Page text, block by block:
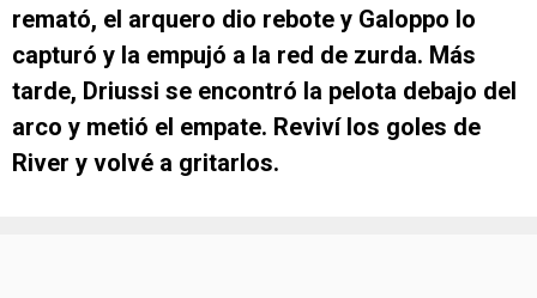
remató, el arquero dio rebote y Galoppo lo
capturó y la empujó a la red de zurda. Más
tarde, Driussi se encontró la pelota debajo del
arco y metió el empate. Reviví los goles de
River y volvé a gritarlos.